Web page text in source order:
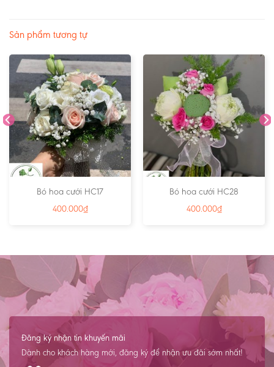
Sản phẩm tương tự
Bó hoa cưới HC17
400.000₫
Bó hoa cưới HC28
400.000₫
Đăng ký nhận tin khuyến mãi
Dành cho khách hàng mới, đăng ký để nhận ưu đãi sớm nhất!